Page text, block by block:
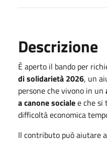
Descrizione
È aperto il bando per
di solidarietà 2026, un
persone che vivono in un
a canone socialee che si
difficoltà economica
Il contributo può aiutare